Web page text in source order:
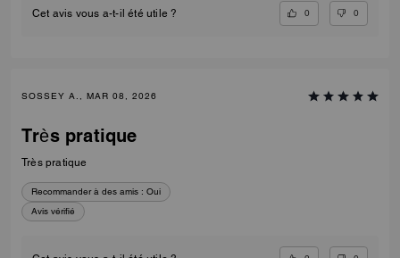
Cet avis vous a-t-il été utile ? 0 0
SOSSEY A., MAR 08, 2026
Très pratique
Très pratique
Recommander à des amis : Oui
Avis vérifié